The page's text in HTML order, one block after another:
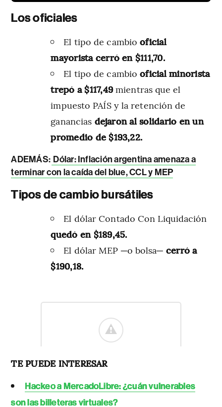
Los oficiales
El tipo de cambiooficial
mayorista cerró en $111,70.
El tipo de cambiooficial minorista
trepó a $117,49mientras que el
impuesto PAÍS y la retención de
ganancias dejaron al solidario en un
promedio de $193,22.
ADEMÁS: Dólar: Inflación argentina amenaza a
terminar con la caída del blue, CCL y MEP
Tipos de cambio bursátiles
El dólar Contado Con Liquidación
quedó en $189,45.
El dólar MEP ─o bolsa─ cerró a
$190,18.
TE PUEDE INTERESAR
Hackeo a MercadoLibre: ¿cuán vulnerables
son las billeteras virtuales?